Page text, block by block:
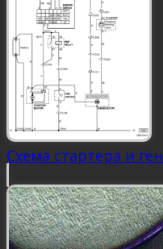
Схема стартера и